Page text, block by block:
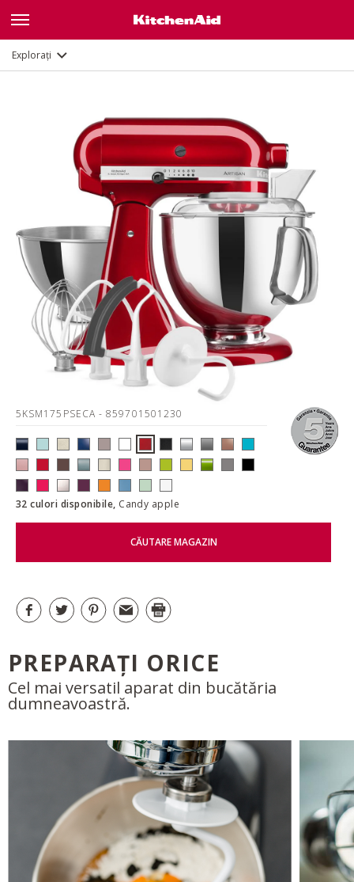
Explorați
5KSM175PSECA- 859701501230
32 culori disponibile, Candy apple
CĂUTARE MAGAZIN
PREPARAȚI ORICE
Cel mai versatil aparat din bucătăria
dumneavoastră.